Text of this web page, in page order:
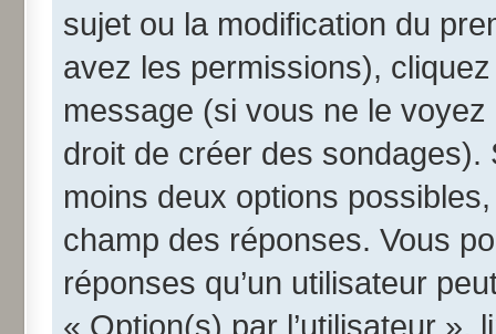
sujet ou la modification du
avez les permissions),
message (si vous ne le
droit de créer des
moins deux options
champ des réponses. Vous
réponses qu’un utilisateur
« Option(s) par l’utilisateur »,